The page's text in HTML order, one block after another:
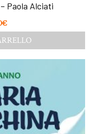
Paola Alciati
€